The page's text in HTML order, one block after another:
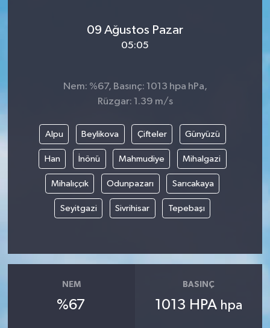
09 Ağustos Pazar
05:05
Nem: %67, Basınç: 1013 hpa hPa,
Rüzgar: 1.39 m/s
Alpu Beylikova Çifteler Günyüzü
Han İnönü Mahmudiye Mihalgazi
Mihalıççık Odunpazarı Sarıcakaya
Seyitgazi Sivrihisar Tepebaşı
NEM
%67
BASINÇ
1013 HPA hpa